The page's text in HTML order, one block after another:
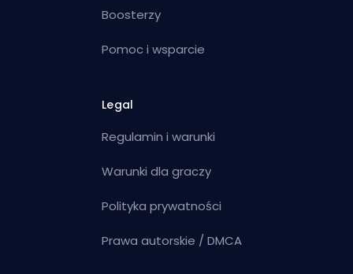
Boosterzy
Pomoc i wsparcie
Legal
Regulamin i warunki
Warunki dla graczy
Polityka prywatności
Prawa autorskie / DMCA